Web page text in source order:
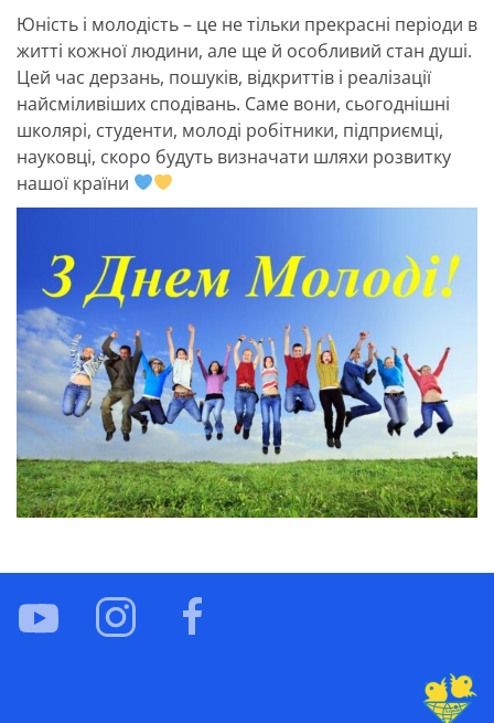
Юність і молодість – це не тільки прекрасні періоди в
житті кожної людини, але ще й особливий стан душі.
Цей час дерзань, пошуків, відкриттів і реалізації
найсміливіших сподівань. Саме вони, сьогоднішні
школярі, студенти, молоді робітники, підприємці,
науковці, скоро будуть визначати шляхи розвитку
нашої країни